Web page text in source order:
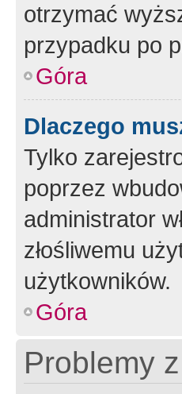
otrzymać
przypadku po
Góra
Dlaczego
Tylko
poprzez
administrator
złośliwemu
użytkowników.
Góra
Problemy